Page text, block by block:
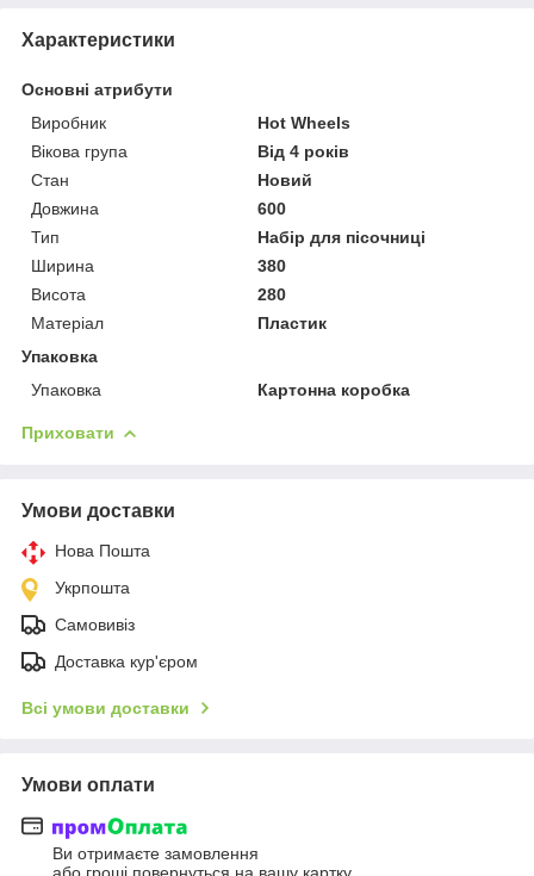
Характеристики
Основні атрибути
Виробник
Hot Wheels
Вікова група
Від 4 років
Стан
Новий
Довжина
600
Тип
Набір для пісочниці
Ширина
380
Висота
280
Матеріал
Пластик
Упаковка
Упаковка
Картонна коробка
Приховати
Умови доставки
Нова Пошта
Укрпошта
Самовивіз
Доставка кур'єром
Всі умови доставки
Умови оплати
Ви отримаєте замовлення